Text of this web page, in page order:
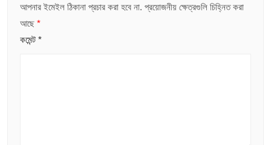
আপনার ইমেইল ঠিকানা প্রচার করা হবে না. প্রয়োজনীয় ক্ষেত্রগুলি চিহ্নিত করা
আছে *
কমেন্ট *